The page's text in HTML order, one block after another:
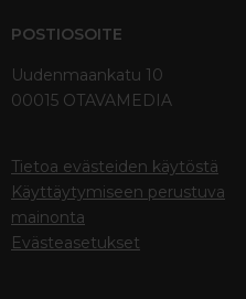
POSTIOSOITE
Uudenmaankatu 10
00015 OTAVAMEDIA
Tietoa evästeiden käytöstä
Käyttäytymiseen perustuva
mainonta
Evästeasetukset